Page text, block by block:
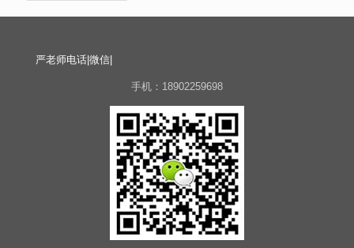
严老师电话|微信|
手机：18902259698